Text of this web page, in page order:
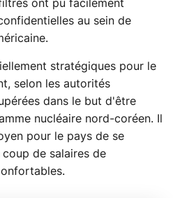
ont pu facilement
au sein de
stratégiques pour le
selon les autorités
dans le but d'être
nucléaire nord-coréen. Il
pour le pays de se
de salaires de